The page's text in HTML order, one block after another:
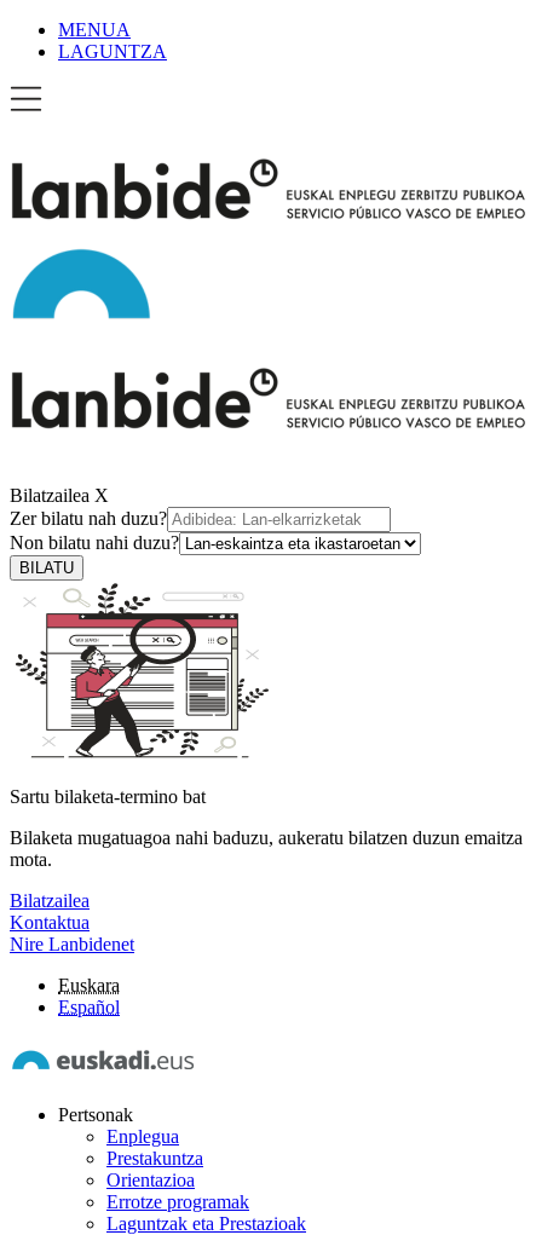
MENUA
LAGUNTZA
Bilatzailea X
Zer bilatu nah duzu?
Non bilatu nahi duzu?
BILATU
Sartu bilaketa-termino bat
Bilaketa mugatuagoa nahi baduzu, aukeratu bilatzen duzun emaitza
mota.
Bilatzailea
Kontaktua
Nire Lanbidenet
Euskara
Español
Pertsonak
Enplegua
Prestakuntza
Orientazioa
Errotze programak
Laguntzak eta Prestazioak